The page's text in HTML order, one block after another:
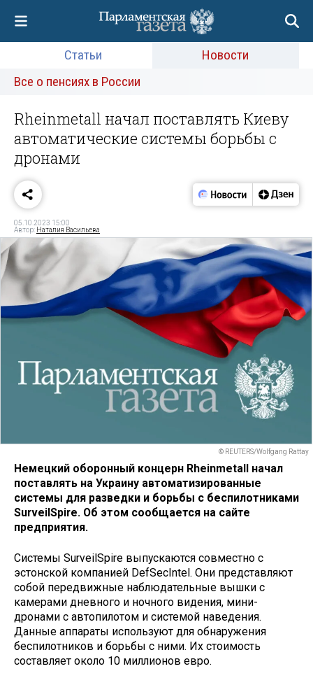
Статьи
Новости
Все о пенсиях в России
Rheinmetall начал поставлять Киеву
автоматические системы борьбы с
дронами
05.10.2023 15:00
Автор: Наталия Васильева
© REUTERS/Wolfgang Rattay
Немецкий оборонный концерн Rheinmetall начал
поставлять на Украину автоматизированные
системы для разведки и борьбы с беспилотниками
SurveilSpire. Об этом сообщается на сайте
предприятия.
Системы SurveilSpire выпускаются совместно с
эстонской компанией DefSecIntel. Они представляют
собой передвижные наблюдательные вышки с
камерами дневного и ночного видения, мини-
дронами с автопилотом и системой наведения.
Данные аппараты используют для обнаружения
беспилотников и борьбы с ними. Их стоимость
составляет около 10 миллионов евро.